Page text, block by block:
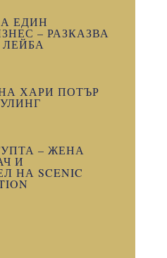
ЕДИН
– РАЗКАЗВА
ХАРИ ПОТЪР
– ЖЕНА
И
НА SCENIC